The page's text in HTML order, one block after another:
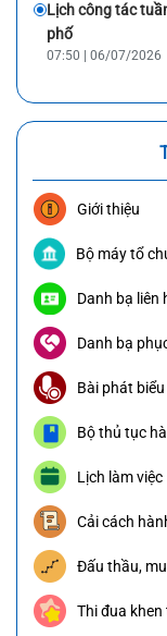
Lịch công tác
phố
07:50 | 06/07/2026
Giới thiệu
Bộ máy tổ
Danh bạ liên
Danh bạ
Bài phát
Bộ thủ tục
Lịch làm việc
Cải cách
Đấu thầu,
Thi đua